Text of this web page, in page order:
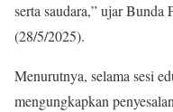
serta saudara,” ujar
(28/5/2025).
Menurutnya, selama sesi
mengungkapkan